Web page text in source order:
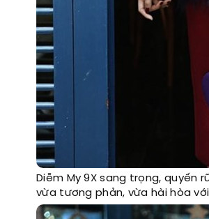
Diễm My 9X sang trọng,
vừa tương phản, vừa hài hòa